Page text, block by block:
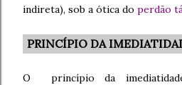
indireta), sob a ótica do perdão
PRINCÍPIO DA
O princípio da